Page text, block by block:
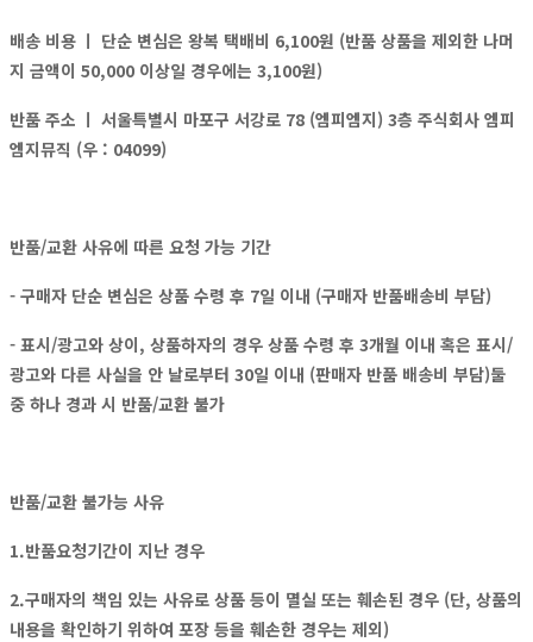
배송 비용 ㅣ 단순 변심은 왕복 택배비 6,100원 (반품 상품을 제외한 나머
지 금액이 50,000 이상일 경우에는 3,100원)
반품 주소 ㅣ 서울특별시 마포구 서강로 78 (엠피엠지) 3층 주식회사 엠피
엠지뮤직 (우 : 04099)
반품/교환 사유에 따른 요청 가능 기간
- 구매자 단순 변심은 상품 수령 후 7일 이내 (구매자 반품배송비 부담)
- 표시/광고와 상이, 상품하자의 경우 상품 수령 후 3개월 이내 혹은 표시/
광고와 다른 사실을 안 날로부터 30일 이내 (판매자 반품 배송비 부담)둘
중 하나 경과 시 반품/교환 불가
반품/교환 불가능 사유
1.반품요청기간이 지난 경우
2.구매자의 책임 있는 사유로 상품 등이 멸실 또는 훼손된 경우 (단, 상품의
내용을 확인하기 위하여 포장 등을 훼손한 경우는 제외)